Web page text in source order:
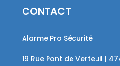
CONTACT
Alarme Pro Sécurité
19 Rue Pont de Verteuil |